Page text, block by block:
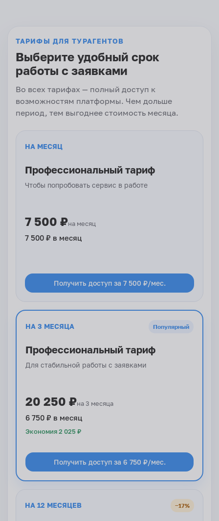
ТАРИФЫ ДЛЯ ТУРАГЕНТОВ
Выберите удобный срок
работы с заявками
Во всех тарифах — полный доступ к
возможностям платформы. Чем дольше
период, тем выгоднее стоимость месяца.
НА МЕСЯЦ
Профессиональный тариф
Чтобы попробовать сервис в работе
7 500 ₽на месяц
7 500 ₽ в месяц
Получить доступ за 7 500 ₽/мес.
НА 3 МЕСЯЦА Популярный
Профессиональный тариф
Для стабильной работы с заявками
20 250 ₽на 3 месяца
6 750 ₽ в месяц
Экономия 2 025 ₽
Получить доступ за 6 750 ₽/мес.
НА 12 МЕСЯЦЕВ −17%